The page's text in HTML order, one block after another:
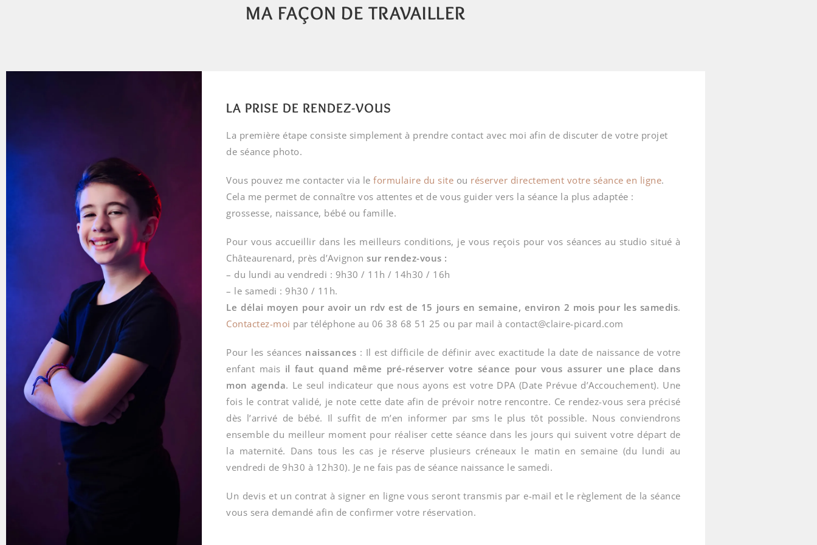
MA FAÇON DE TRAVAILLER
LA PRISE DE RENDEZ-VOUS
La première étape consiste simplement à prendre contact avec moi afin de discuter de votre projet
de séance photo.
Vous pouvez me contacter via leformulaire du site ou réserver directement votre séance en ligne.
Cela me permet de connaître vos attentes et de vous guider vers la séance la plus adaptée :
grossesse, naissance, bébé ou famille.
Pour vous accueillir dans les meilleurs conditions, je vous reçois pour vos séances au studio situé à
Châteaurenard, près d’Avignonsur rendez-vous :
– du lundi au vendredi : 9h30 / 11h / 14h30 / 16h
– le samedi : 9h30 / 11h.
Le délai moyen pour avoir un rdv est de 15 jours en semaine, environ 2 mois pour les samedis.
Contactez-moi par téléphone au 06 38 68 51 25 ou par mail à contact@claire-picard.com
Pour les séances naissances : Il est difficile de définir avec exactitude la date de naissance de votre
enfant mais il faut quand même pré-réserver votre séance pour vous assurer une place dans
mon agenda. Le seul indicateur que nous ayons est votre DPA (Date Prévue d’Accouchement). Une
fois le contrat validé, je note cette date afin de prévoir notre rencontre. Ce rendez-vous sera précisé
dès l’arrivé de bébé. Il suffit de m’en informer par sms le plus tôt possible. Nous conviendrons
ensemble du meilleur moment pour réaliser cette séance dans les jours qui suivent votre départ de
la maternité. Dans tous les cas je réserve plusieurs créneaux le matin en semaine (du lundi au
vendredi de 9h30 à 12h30). Je ne fais pas de séance naissance le samedi.
Un devis et un contrat à signer en ligne vous seront transmis par e-mail et le règlement de la séance
vous sera demandé afin de confirmer votre réservation.